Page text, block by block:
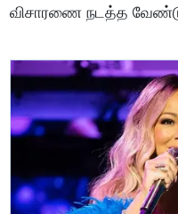
விசாரணை நடத்த